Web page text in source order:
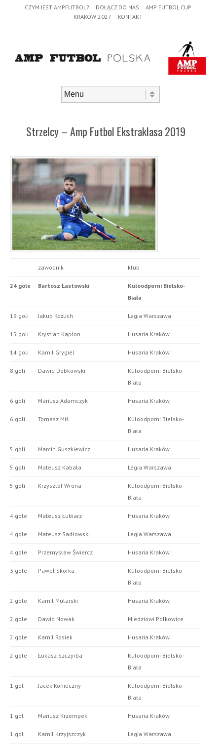
CZYM JEST AMPFUTBOL? DOŁĄCZ DO NAS
AMP FUTBOL CUP
KRAKÓW 2027
KONTAKT
Strzelcy – Amp Futbol Ekstraklasa 2019
zawodnik klub
24 gole Bartosz Łastowski
Kuloodporni Bielsko-
Biała
19 goli Jakub Kożuch Legia Warszawa
15 goli Krystian Kapłon Husaria Kraków
14 goli Kamil Grygiel Husaria Kraków
8 goli Dawid Dobkowski
Kuloodporni Bielsko-
Biała
6 goli Mariusz Adamczyk Husaria Kraków
6 goli Tomasz Miś
Kuloodporni Bielsko-
Biała
5 goli Marcin Guszkiewicz Husaria Kraków
5 goli Mateusz Kabała Legia Warszawa
5 goli Krzysztof Wrona
Kuloodporni Bielsko-
Biała
4 gole Mateusz Łubiarz Husaria Kraków
4 gole Mateusz Sadłowski Legia Warszawa
4 gole Przemysław Świercz Husaria Kraków
3 gole Paweł Skorka
Kuloodporni Bielsko-
Biała
2 gole Kamil Mularski Husaria Kraków
2 gole Dawid Nowak Miedziowi Polkowice
2 gole Kamil Rosiek Husaria Kraków
2 gole Łukasz Szczyrba
Kuloodporni Bielsko-
Biała
1 gol Jacek Konieczny
Kuloodporni Bielsko-
Biała
1 gol Mariusz Krzempek Husaria Kraków
1 gol Kamil Krzyjszczyk Legia Warszawa